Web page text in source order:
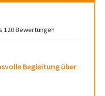
120 Bewertungen
Begleitung über